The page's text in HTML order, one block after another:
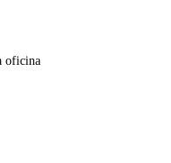
oficina